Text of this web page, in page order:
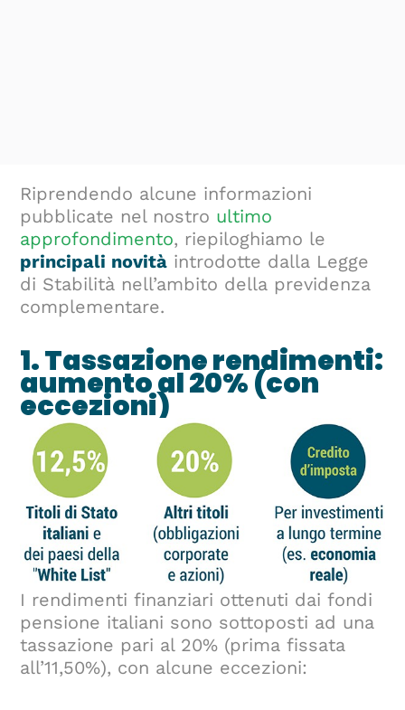
Riprendendo alcune informazioni
pubblicate nel nostro ultimo
approfondimento, riepiloghiamo le
principali novità introdotte dalla Legge
di Stabilità nell’ambito della previdenza
complementare.
1. Tassazione rendimenti:
aumento al 20% (con
eccezioni)
I rendimenti finanziari ottenuti dai fondi
pensione italiani sono sottoposti ad una
tassazione pari al 20% (prima fissata
all’11,50%), con alcune eccezioni: